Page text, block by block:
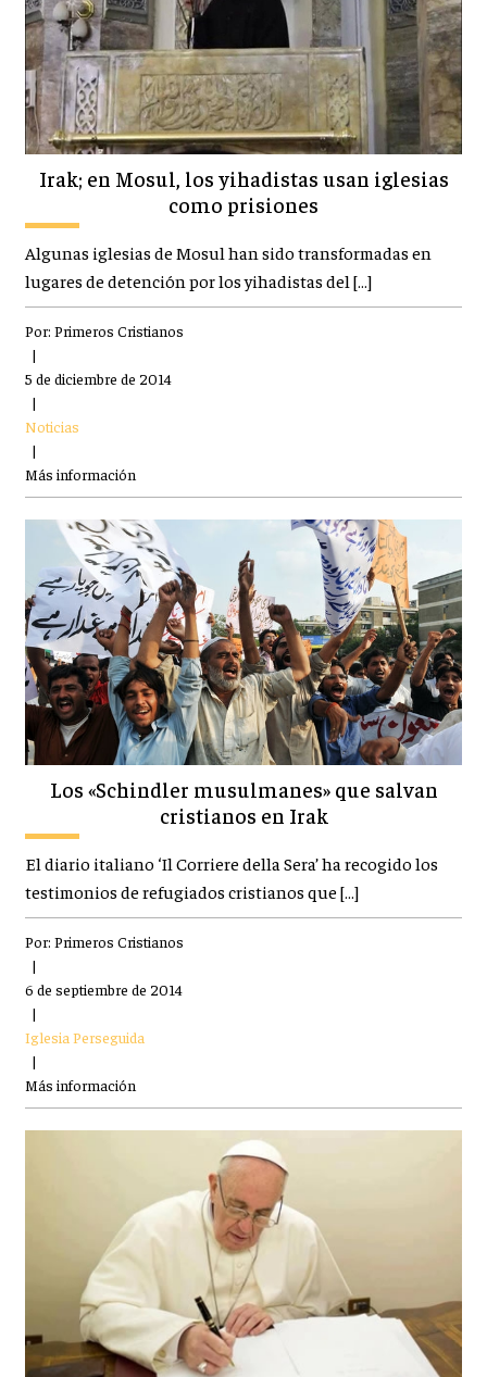
Irak; en Mosul, los yihadistas usan iglesias
como prisiones
Algunas iglesias de Mosul han sido transformadas en
lugares de detención por los yihadistas del […]
Por: Primeros Cristianos
|
5 de diciembre de 2014
|
Noticias
|
Más información
Los «Schindler musulmanes» que salvan
cristianos en Irak
El diario italiano ‘Il Corriere della Sera’ ha recogido los
testimonios de refugiados cristianos que […]
Por: Primeros Cristianos
|
6 de septiembre de 2014
|
Iglesia Perseguida
|
Más información